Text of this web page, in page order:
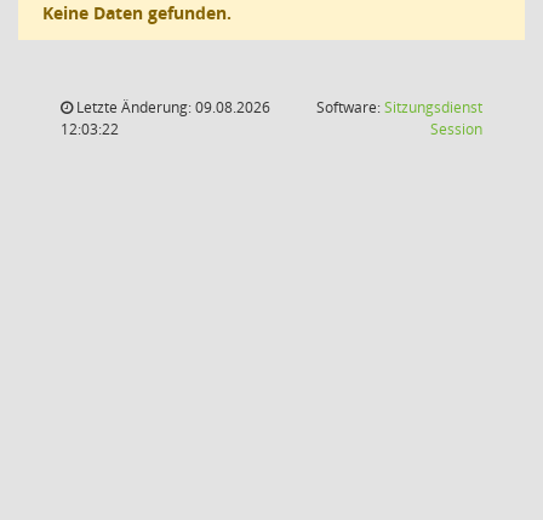
Keine Daten gefunden.
Letzte Änderung: 09.08.2026
12:03:22
Software:Sitzungsdienst
Session(Wird in